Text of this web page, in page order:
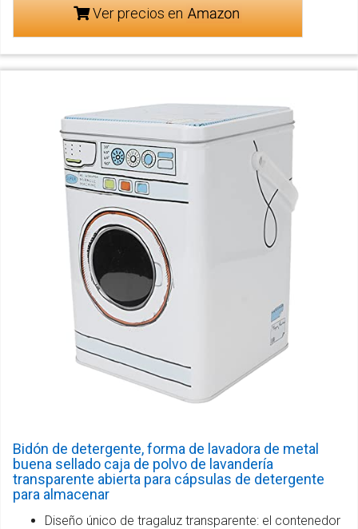
Ver precios en
Bidón de detergente, forma de lavadora de metal
buena sellado caja de polvo de lavandería
transparente abierta para cápsulas de detergente
para almacenar
Diseño único de tragaluz transparente: el contenedor